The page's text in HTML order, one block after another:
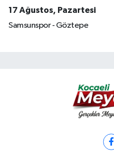
17 Ağustos, Pazartesi
Samsunspor - Göztepe